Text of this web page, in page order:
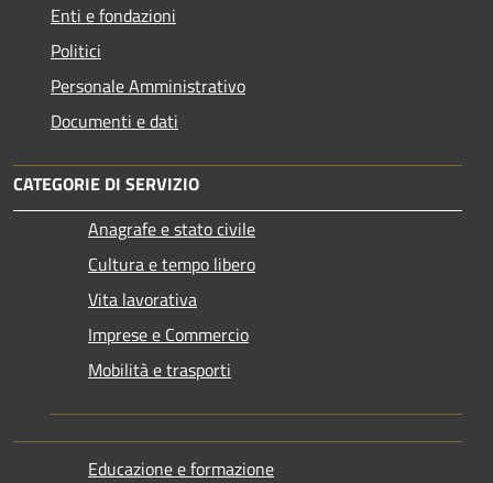
Enti e fondazioni
Politici
Personale Amministrativo
Documenti e dati
CATEGORIE DI SERVIZIO
Anagrafe e stato civile
Cultura e tempo libero
Vita lavorativa
Imprese e Commercio
Mobilità e trasporti
Educazione e formazione